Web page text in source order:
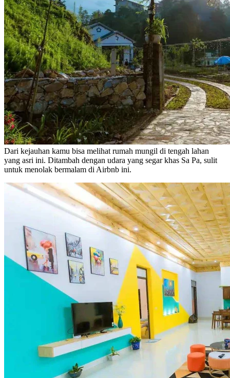
Dari kejauhan kamu bisa melihat rumah mungil di tengah lahan
yang asri ini. Ditambah dengan udara yang segar khas Sa Pa, sulit
untuk menolak bermalam di Airbnb ini.